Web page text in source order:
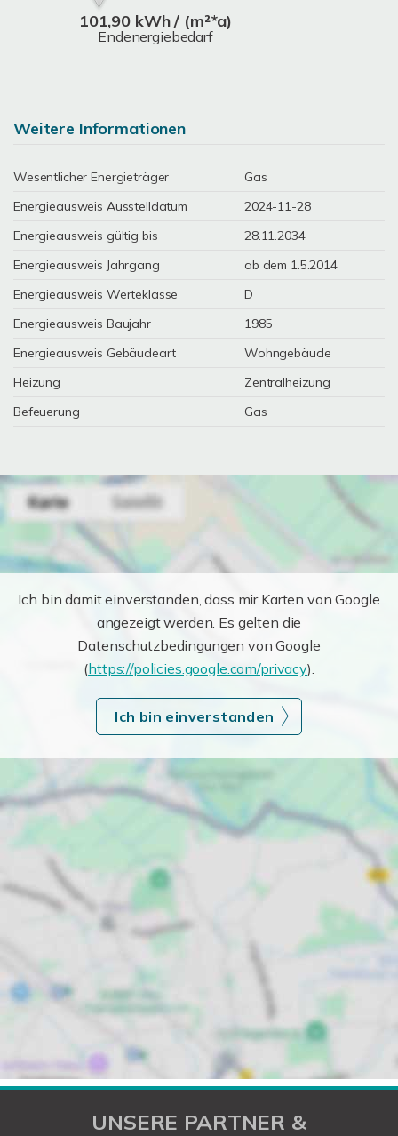
101,90 kWh / (m²*a)
Endenergiebedarf
Weitere Informationen
Wesentlicher Energieträger
Gas
Energieausweis Ausstelldatum
2024-11-28
Energieausweis gültig bis
28.11.2034
Energieausweis Jahrgang
ab dem 1.5.2014
Energieausweis Werteklasse
D
Energieausweis Baujahr
1985
Energieausweis Gebäudeart
Wohngebäude
Heizung
Zentralheizung
Befeuerung
Gas
Ich bin damit einverstanden, dass mir Karten von Google
angezeigt werden. Es gelten die
Datenschutzbedingungen von Google
(https://policies.google.com/privacy).
Ich bin einverstanden
UNSERE PARTNER &